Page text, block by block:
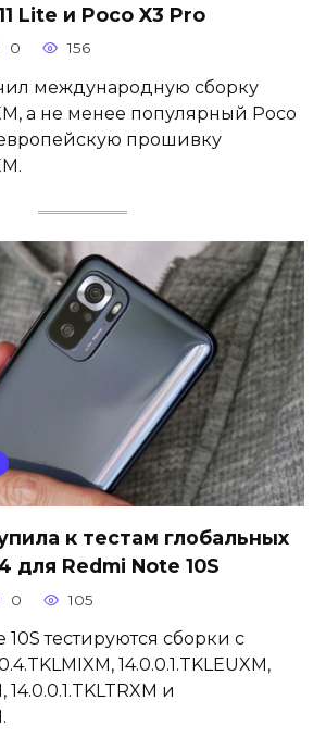
Lite и Poco X3 Pro
0 156
международную сборку
а не менее популярный Poco
прошивку
к тестам глобальных
для Redmi Note 10S
0 105
тестируются сборки с
14.0.0.1.TKLEUXM,
14.0.0.1.TKLTRXM и